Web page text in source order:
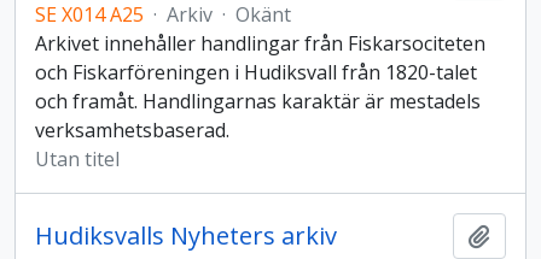
SE X014 A25 · Arkiv · Okänt
Arkivet innehåller handlingar från Fiskarsociteten
och Fiskarföreningen i Hudiksvall från 1820-talet
och framåt. Handlingarnas karaktär är mestadels
verksamhetsbaserad.
Utan titel
Hudiksvalls Nyheters arkiv